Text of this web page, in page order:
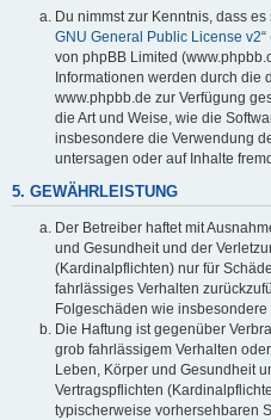
Du nimmst zur Kenntnis, dass
GNU General Public License v2
von phpBB Limited
Informationen werden durch die
www.phpbb.de zur Verfügung
die Art und Weise, wie die
insbesondere die Verwendung
untersagen oder auf Inhalte
5. GEWÄHRLEISTUNG
Der Betreiber haftet mit
und Gesundheit und der
(Kardinalpflichten) nur für
fahrlässiges Verhalten
Folgeschäden wie insbesondere
Die Haftung ist gegenüber
grob fahrlässigem Verhalten
Leben, Körper und Gesundheit
Vertragspflichten
typischerweise vorhersehbaren